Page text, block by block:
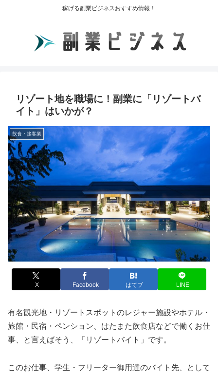
稼げる副業ビジネスおすすめ情報！
リゾート地を職場に！副業に「リゾートバ
イト」はいかが？
飲食・接客業
X Facebook はてブ LINE
有名観光地・リゾートスポットのレジャー施設やホテル・
旅館・民宿・ペンション、はたまた飲食店などで働くお仕
事、と言えばそう、「リゾートバイト」です。
このお仕事、学生・フリーター御用達のバイト先、として